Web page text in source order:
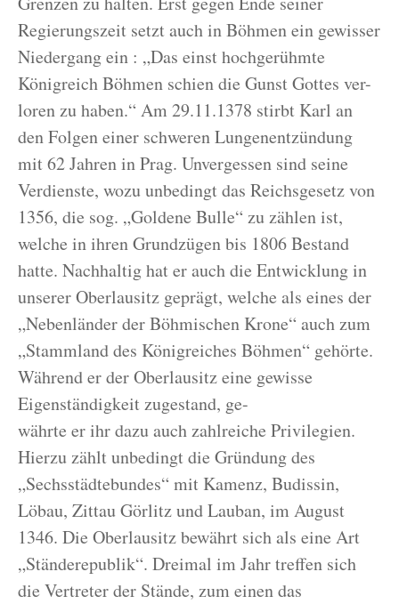
Regierungszeit setzt auch in Böhmen ein gewisser
Niedergang ein : „Das einst hochgerühmte
Königreich Böhmen schien die Gunst Gottes ver-
loren zu haben.“ Am 29.11.1378 stirbt Karl an
den Folgen einer schweren Lungenentzündung
mit 62 Jahren in Prag. Unvergessen sind seine
Verdienste, wozu unbedingt das Reichsgesetz von
1356, die sog. „Goldene Bulle“ zu zählen ist,
welche in ihren Grundzügen bis 1806 Bestand
hatte. Nachhaltig hat er auch die Entwicklung in
unserer Oberlausitz geprägt, welche als eines der
„Nebenländer der Böhmischen Krone“ auch zum
„Stammland des Königreiches Böhmen“ gehörte.
Während er der Oberlausitz eine gewisse
Eigenständigkeit zugestand, ge-
währte er ihr dazu auch zahlreiche Privilegien.
Hierzu zählt unbedingt die Gründung des
„Sechsstädtebundes“ mit Kamenz, Budissin,
Löbau, Zittau Görlitz und Lauban, im August
1346. Die Oberlausitz bewährt sich als eine Art
„Ständerepublik“. Dreimal im Jahr treffen sich
die Vertreter der Stände, zum einen das